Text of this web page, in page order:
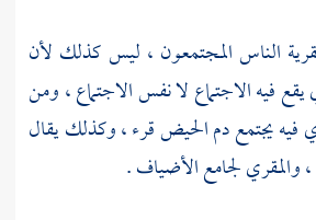
الناس المجتمعون ، ليس كذلك لأن
فيه الاجتماع لا نفس الاجتماع ، ومن
يجتمع دم الحيض قرء ، وكذلك يقال
والمقري لجامع الأضياف .